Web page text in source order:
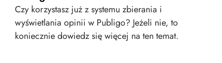
Czy korzystasz już z systemu zbierania i
wyświetlania opinii w Publigo? Jeżeli nie, to
koniecznie dowiedz się więcej na ten temat.